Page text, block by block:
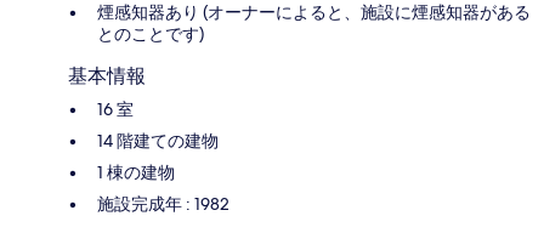
煙感知器あり (オーナーによると、施設に煙感知器がある
とのことです)
基本情報
16 室
14 階建ての建物
1 棟の建物
施設完成年 : 1982